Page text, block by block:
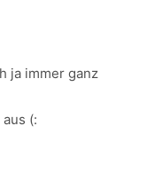
ja immer ganz
(: